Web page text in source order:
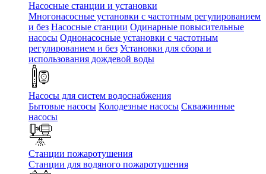
Насосные станции и установки
Многонасосные установки с частотным регулированием
и без Насосные станции Одинарные повысительные
насосы Однонасосные установки с частотным
регулированием и без Установки для сбора и
использования дождевой воды
Насосы для систем водоснабжения
Бытовые насосы Колодезные насосы Скважинные
насосы
Станции пожаротушения
Станции для водяного пожаротушения